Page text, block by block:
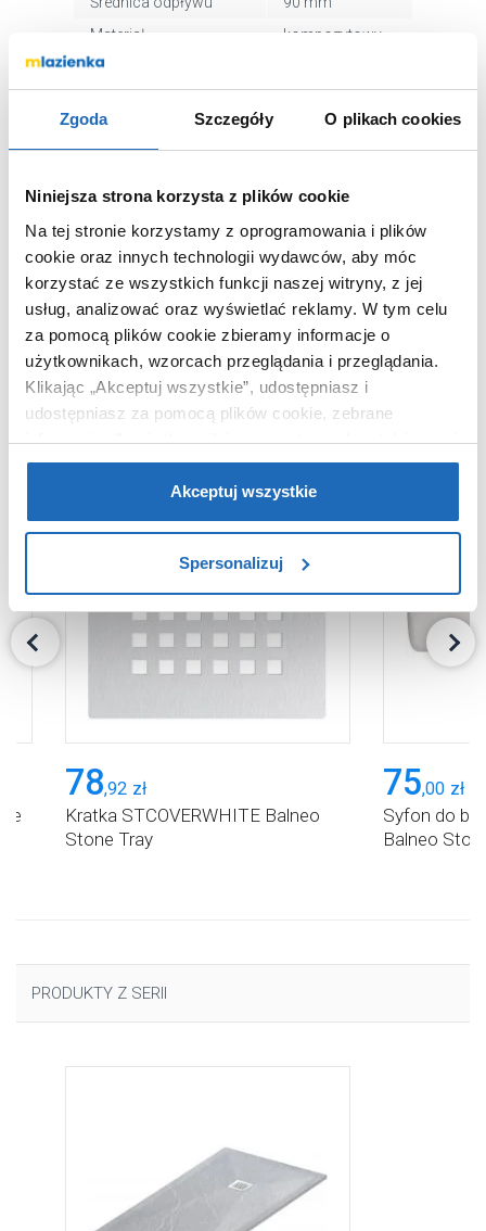
Zgoda Szczegóły O plikach cookies
Niniejsza strona korzysta z plików cookie
Na tej stronie korzystamy z oprogramowania i plików
cookie oraz innych technologii wydawców, aby móc
korzystać ze wszystkich funkcji naszej witryny, z jej
usług, analizować oraz wyświetlać reklamy. W tym celu
za pomocą plików cookie zbieramy informacje o
użytkownikach, wzorcach przeglądania i przeglądania.
Klikając „Akceptuj wszystkie”, udostępniasz i
udostępniasz za pomocą plików cookie, zebrane
informacje dla użytkowników zewnętrznych, a także nasi
partnerzy reklamowi.Jeśli chcesz, włącz „Tylko
wymagane pliki cookie”.Pamiętaj jednak, że
zablokowane niektóre pliki cookie mogą mieć wpływ na
Aby uzyskać więcej informacji na temat plików plików
cookie, kliknij „Ustawienia plików cookie”.
Jeśli chcesz
uzyskać więcej informacji na temat plików cookie i tego,
Akceptuj wszystkie
Spersonalizuj
Materiał
kompozytowy
Dłuższy bok
5904365741163
opakowaniem
Dane producenta
Zobacz
WARTO DOKUPIĆ
78,92 zł
Kratka STCOVERWHITE Balneo
Stone Tray
75,00 zł
Syfon do
Balneo
PRODUKTY Z SERII